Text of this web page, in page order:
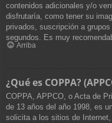
contenidos adicionales y/o
disfrutaría, como tener su
privados, suscripción a
segundos. Es muy
Arriba
¿Qué es COPPA?
COPPA, APPCO, o Acta de
de 13 años del año 1998, es
solicita a los sitios de